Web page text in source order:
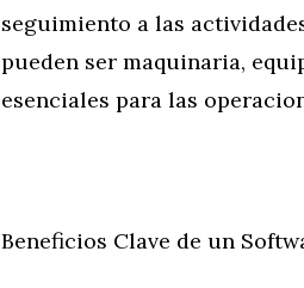
seguimiento a las
pueden ser maquinaria,
esenciales para las
Beneficios Clave de un